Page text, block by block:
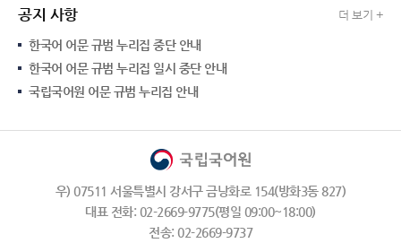
공지 사항 더 보기 +
한국어 어문 규범 누리집 중단 안내
한국어 어문 규범 누리집 일시 중단 안내
국립국어원 어문 규범 누리집 안내
우) 07511 서울특별시 강서구 금낭화로 154(방화3동 827)
대표 전화: 02-2669-9775(평일 09:00~18:00)
전송: 02-2669-9737